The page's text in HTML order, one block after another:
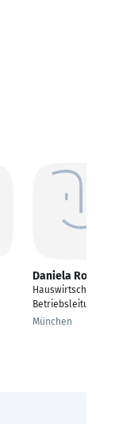
Daniela Rother
Hauswirtschaftliche
Betriebsleitung
München